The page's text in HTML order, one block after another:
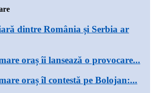
dintre România și Serbia ar
oraș îi lansează o provocare...
oraș îl contestă pe Bolojan:...